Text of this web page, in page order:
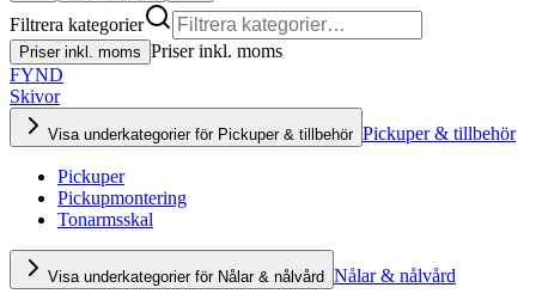
Filtrera kategorier
Priser inkl. moms Priser inkl. moms
FYND
Skivor
Visa underkategorier för Pickuper & tillbehör Pickuper & tillbehör
Pickuper
Pickupmontering
Tonarmsskal
Visa underkategorier för Nålar & nålvård Nålar & nålvård